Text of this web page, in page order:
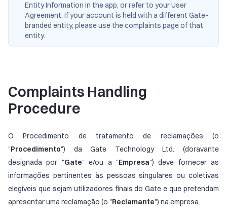
Entity Information in the app, or refer to your User
Agreement. If your account is held with a different Gate-
branded entity, please use the complaints page of that
entity.
Complaints Handling
Procedure
O Procedimento de tratamento de reclamações (o
"Procedimento") da Gate Technology Ltd. (doravante
designada por "Gate" e/ou a "Empresa") deve fornecer as
informações pertinentes às pessoas singulares ou coletivas
elegíveis que sejam utilizadores finais do Gate e que pretendam
apresentar uma reclamação (o "Reclamante") na empresa.